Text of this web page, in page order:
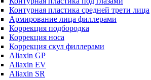
Контурная пластика средней трети лица
Армирование лица филлерами
Коррекция подбородка
Коррекция носа
Коррекция скул филлерами
Aliaxin GP
Aliaxin EV
Aliaxin SR